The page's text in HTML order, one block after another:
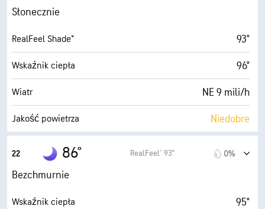
Porywy wiatru
Wilgotność 64%
Punkt rosy 75° F
AccuLumen Brightness Index™ 0 (Ciemne)
Zachmurzenie 7%
Słonecznie
RealFeel Shade™ 93°
Wskaźnik ciepła 96°
Wiatr NE 9 mili/h
Jakość powietrza Niedobre
Maksymalny wskaźnik UV
Porywy wiatru
Wilgotność 67%
22 86° RealFeel® 93° 0%
Bezchmurnie
Wskaźnik ciepła 95°